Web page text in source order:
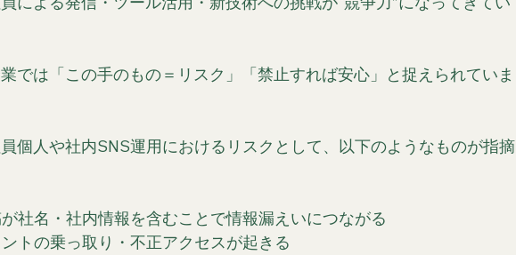
では「この手のもの＝リスク」「禁止すれば安心」と捉えられていま
個人や社内SNS運用におけるリスクとして、以下のようなものが指摘
社名・社内情報を含むことで情報漏えいにつながる
トの乗っ取り・不正アクセスが起きる